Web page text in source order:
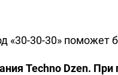
«30-30-30» поможет
Techno Dzen. При